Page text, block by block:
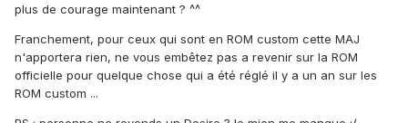
plus de courage maintenant ? ^^
Franchement, pour ceux qui sont en ROM custom cette MAJ
n'apportera rien, ne vous embêtez pas a revenir sur la ROM
officielle pour quelque chose qui a été réglé il y a un an sur les
ROM custom ...